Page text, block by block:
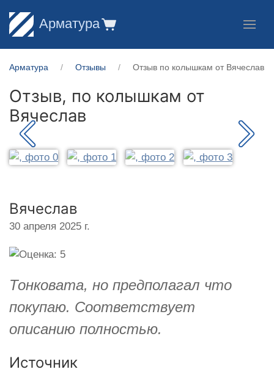
Арматура
Арматура Отзывы Отзыв по колышкам от Вячеслав
Отзыв, по колышкам от
Вячеслав
Вячеслав
30 апреля 2025 г.
Тонковата, но предполагал что
покупаю. Соответствует
описанию полностью.
Источник